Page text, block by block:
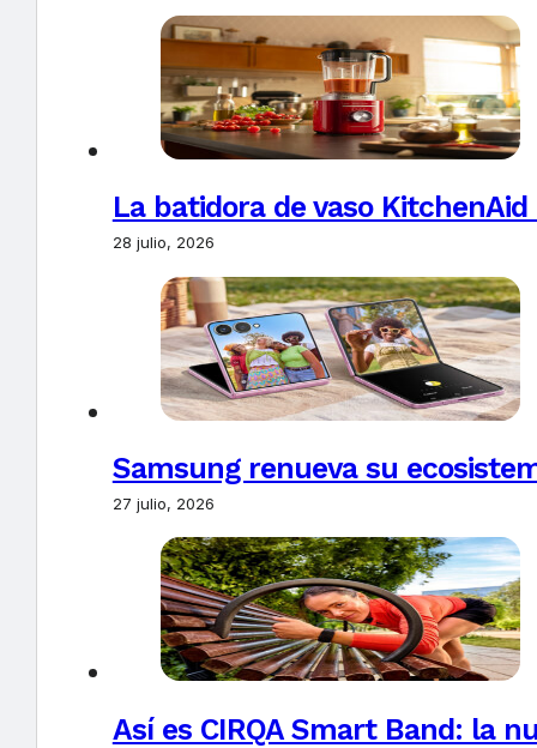
La batidora de vaso
28 julio, 2026
Samsung renueva su
27 julio, 2026
Así es CIRQA Smart Band: la